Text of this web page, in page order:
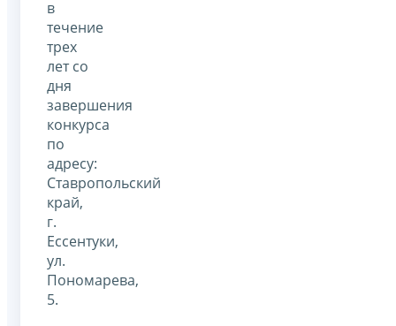
в
течение
трех
лет со
дня
завершения
конкурса
по
адресу:
Ставропольский
край,
г.
Ессентуки,
ул.
Пономарева,
5.